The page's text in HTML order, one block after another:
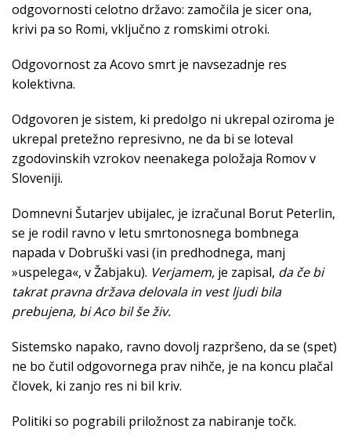
odgovornosti celotno državo: zamočila je sicer ona,
krivi pa so Romi, vključno z romskimi otroki.
Odgovornost za Acovo smrt je navsezadnje res
kolektivna.
Odgovoren je sistem, ki predolgo ni ukrepal oziroma je
ukrepal pretežno represivno, ne da bi se loteval
zgodovinskih vzrokov neenakega položaja Romov v
Sloveniji.
Domnevni Šutarjev ubijalec, je izračunal Borut Peterlin,
se je rodil ravno v letu smrtonosnega bombnega
napada v Dobruški vasi (in predhodnega, manj
»uspelega«, v Žabjaku). Verjamem, je zapisal, da če bi
takrat pravna država delovala in vest ljudi bila
prebujena, bi Aco bil še živ.
Sistemsko napako, ravno dovolj razpršeno, da se (spet)
ne bo čutil odgovornega prav nihče, je na koncu plačal
človek, ki zanjo res ni bil kriv.
Politiki so pograbili priložnost za nabiranje točk.